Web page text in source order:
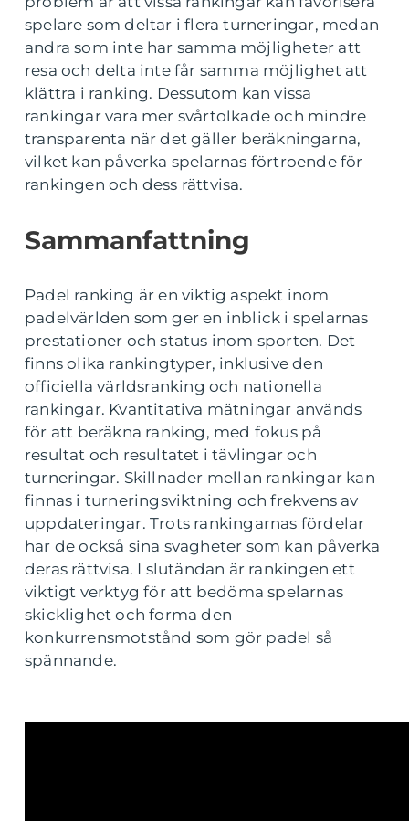
spelare som deltar i flera turneringar, medan
andra som inte har samma möjligheter att
resa och delta inte får samma möjlighet att
klättra i ranking. Dessutom kan vissa
rankingar vara mer svårtolkade och mindre
transparenta när det gäller beräkningarna,
vilket kan påverka spelarnas förtroende för
rankingen och dess rättvisa.
Sammanfattning
Padel ranking är en viktig aspekt inom
padelvärlden som ger en inblick i spelarnas
prestationer och status inom sporten. Det
finns olika rankingtyper, inklusive den
officiella världsranking och nationella
rankingar. Kvantitativa mätningar används
för att beräkna ranking, med fokus på
resultat och resultatet i tävlingar och
turneringar. Skillnader mellan rankingar kan
finnas i turneringsviktning och frekvens av
uppdateringar. Trots rankingarnas fördelar
har de också sina svagheter som kan påverka
deras rättvisa. I slutändan är rankingen ett
viktigt verktyg för att bedöma spelarnas
skicklighet och forma den
konkurrensmotstånd som gör padel så
spännande.